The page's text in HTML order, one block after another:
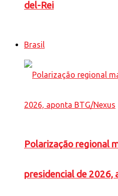
del-Rei
Brasil
Polarização regional
presidencial de 2026,